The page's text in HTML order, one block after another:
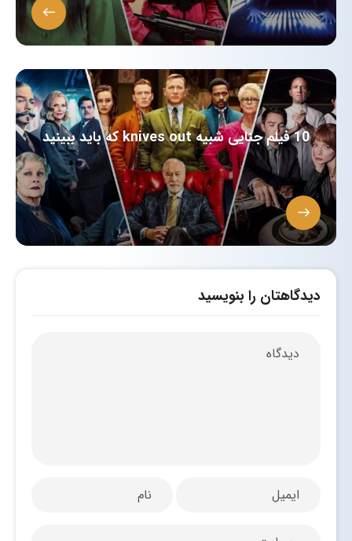
10 فیلم جنایی شبیه knives out که باید ببینید
دیدگاهتان را بنویسید